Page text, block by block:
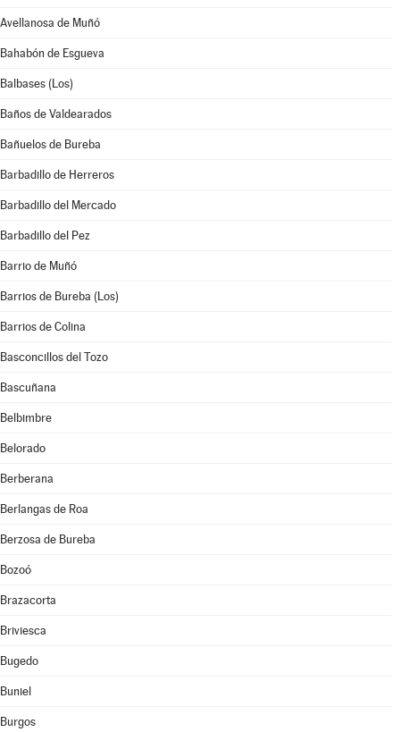
Avellanosa de Muñó
Bahabón de Esgueva
Balbases (Los)
Baños de Valdearados
Bañuelos de Bureba
Barbadillo de Herreros
Barbadillo del Mercado
Barbadillo del Pez
Barrio de Muñó
Barrios de Bureba (Los)
Barrios de Colina
Basconcillos del Tozo
Bascuñana
Belbimbre
Belorado
Berberana
Berlangas de Roa
Berzosa de Bureba
Bozoó
Brazacorta
Briviesca
Bugedo
Buniel
Burgos